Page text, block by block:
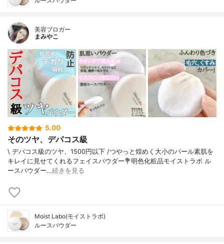
美容ブロガー
まみやこ
5.00
そのツヤ、デパコス級
\ デパコス級のツヤ、1500円以下 /⁡つやっと煌めく大小のパール素肌を
キレイに見せてくれるフェイスパウダー⁡⁡⁡💐明色化粧品モイストラボ ル
ースパウダー⁡⁡…続きを見る
Moist Labo(モイストラボ)
ルースパウダー